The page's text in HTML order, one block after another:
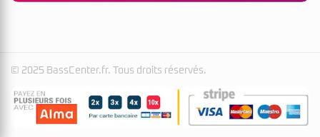
© 2025 BassCenter.fr. Tous droits réservés.